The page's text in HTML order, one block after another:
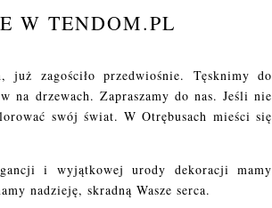
W TENDOM.PL
już zagościło przedwiośnie. Tęsknimy do
na drzewach. Zapraszamy do nas. Jeśli nie
swój świat. W Otrębusach mieści się
i wyjątkowej urody dekoracji mamy
nadzieję, skradną Wasze serca.